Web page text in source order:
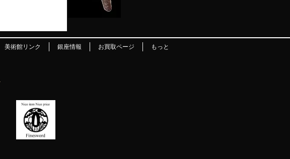
美術館リンク 銀座情報 お買取ページ もっと